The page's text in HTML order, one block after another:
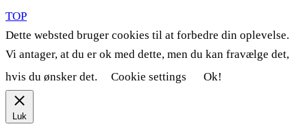
TOP
Dette websted bruger cookies til at forbedre din oplevelse.
Vi antager, at du er ok med dette, men du kan fravælge det,
hvis du ønsker det.
Cookie settings Ok!
Luk